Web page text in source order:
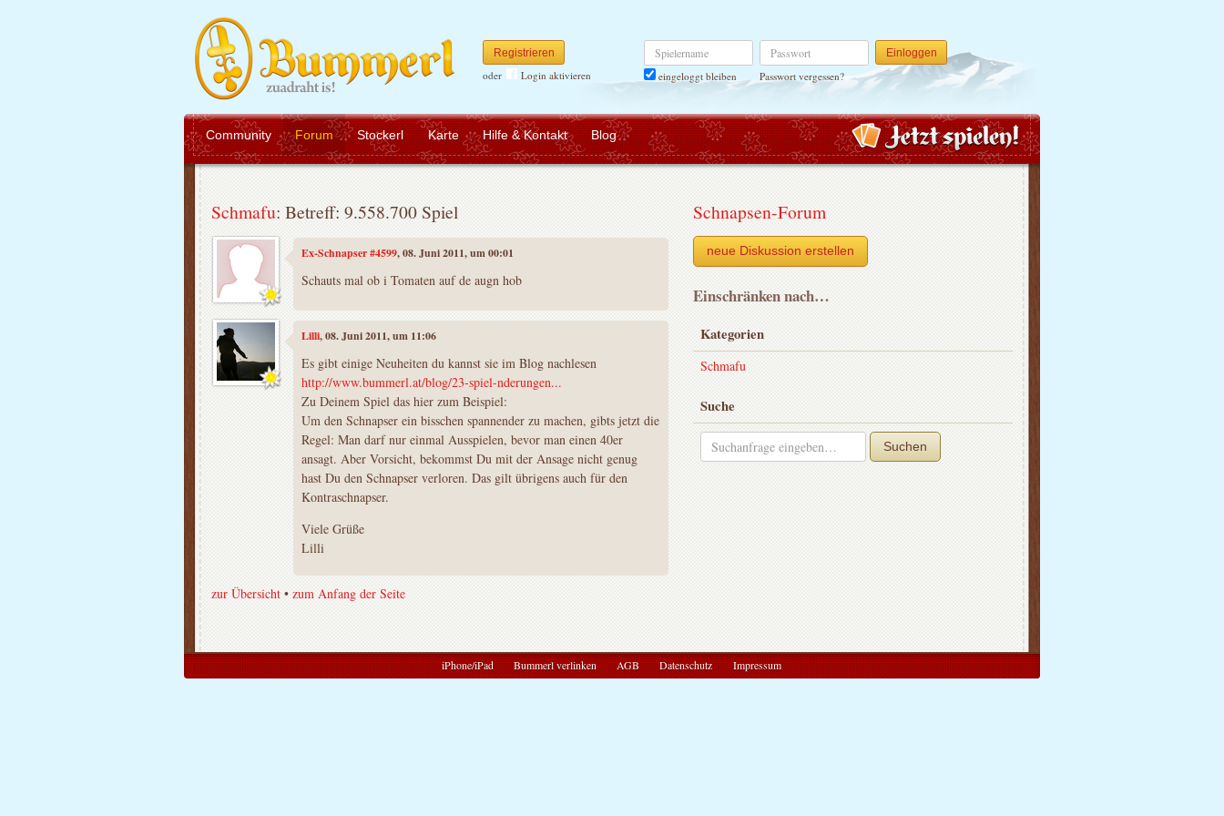
Registrieren
oder Login aktivieren
Spielername
eingeloggt bleiben
Passwort Einloggen
Passwort vergessen?
Community Forum Stockerl Karte Hilfe & Kontakt Blog
Schmafu: Betreff: 9.558.700 Spiel
Ex-Schnapser #4599, 08. Juni 2011, um 00:01
Schauts mal ob i Tomaten auf de augn hob
Lilli, 08. Juni 2011, um 11:06
Es gibt einige Neuheiten du kannst sie im Blog nachlesen
http://www.bummerl.at/blog/23-spiel-nderungen...
Zu Deinem Spiel das hier zum Beispiel:
Um den Schnapser ein bisschen spannender zu machen, gibts jetzt die
Regel: Man darf nur einmal Ausspielen, bevor man einen 40er
ansagt. Aber Vorsicht, bekommst Du mit der Ansage nicht genug
hast Du den Schnapser verloren. Das gilt übrigens auch für den
Kontraschnapser.
Viele Grüße
Lilli
zur Übersicht • zum Anfang der Seite
Schnapsen-Forum
neue Diskussion erstellen
Einschränken nach…
Kategorien
Schmafu
Suche
Suchen
iPhone/iPad Bummerl verlinken AGB Datenschutz Impressum